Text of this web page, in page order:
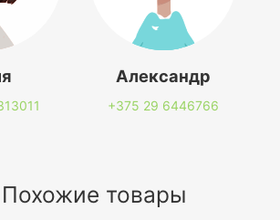
Александр
+375 29 6446766
Похожие товары